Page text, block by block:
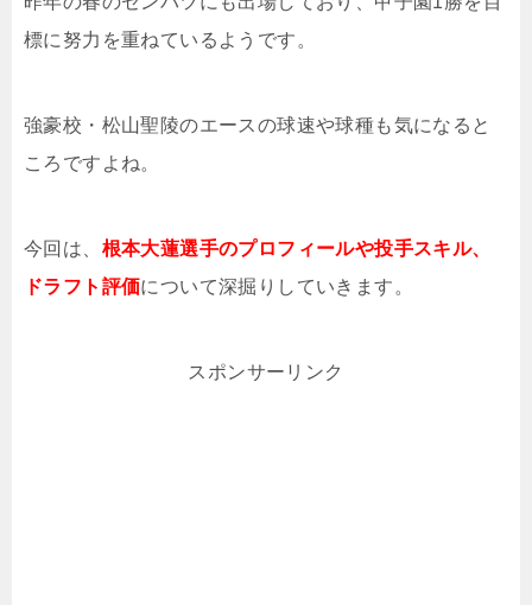
標に努力を重ねているようです。
強豪校・松山聖陵のエースの球速や球種も気になると
ころですよね。
今回は、 根本大蓮選手のプロフィールや投手スキル、
ドラフト評価について深掘りしていきます。
スポンサーリンク